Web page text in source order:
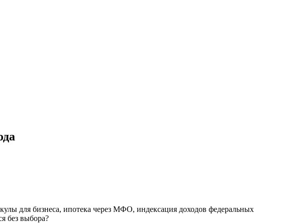
для бизнеса, ипотека через МФО, индексация доходов федеральных
без выбора?